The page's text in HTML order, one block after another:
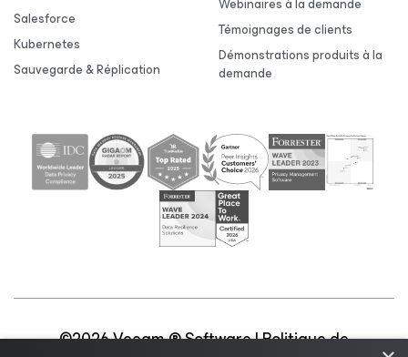
Salesforce
Kubernetes
Sauvegarde & Réplication
Témoignages de clients
Démonstrations produits à la
demande
©2026 Veeam ® Software |Politique de